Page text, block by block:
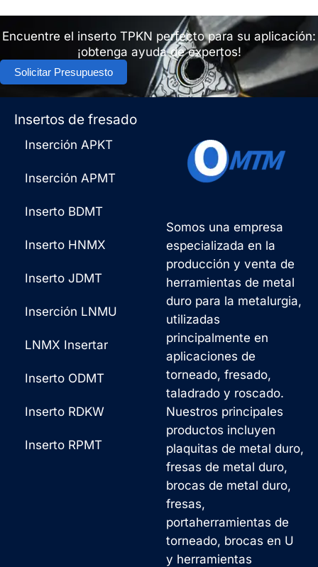
Encuentre el inserto TPKN perfecto para su aplicación:
¡obtenga ayuda de expertos!
Solicitar Presupuesto
Somos una empresa
especializada en la
producción y venta de
herramientas de metal
duro para la metalurgia,
utilizadas
principalmente en
aplicaciones de
torneado, fresado,
taladrado y roscado.
Nuestros principales
productos incluyen
plaquitas de metal duro,
fresas de metal duro,
brocas de metal duro,
fresas,
portaherramientas de
torneado, brocas en U
y herramientas
Insertos de fresado
Inserción APKT
Inserción APMT
Inserto BDMT
Inserto HNMX
Inserto JDMT
Inserción LNMU
LNMX Insertar
Inserto ODMT
Inserto RDKW
Inserto RPMT